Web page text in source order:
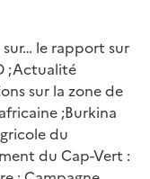
sur… le rapport sur
;Actualité
sur la zone de
;Burkina
du
du Cap-Vert :